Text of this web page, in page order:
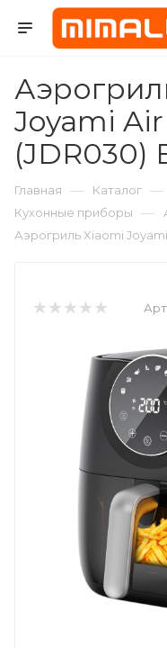
Joyami
(JDR030)
Главная — Каталог —
Кухонные приборы —
Аэрогриль Xiaomi